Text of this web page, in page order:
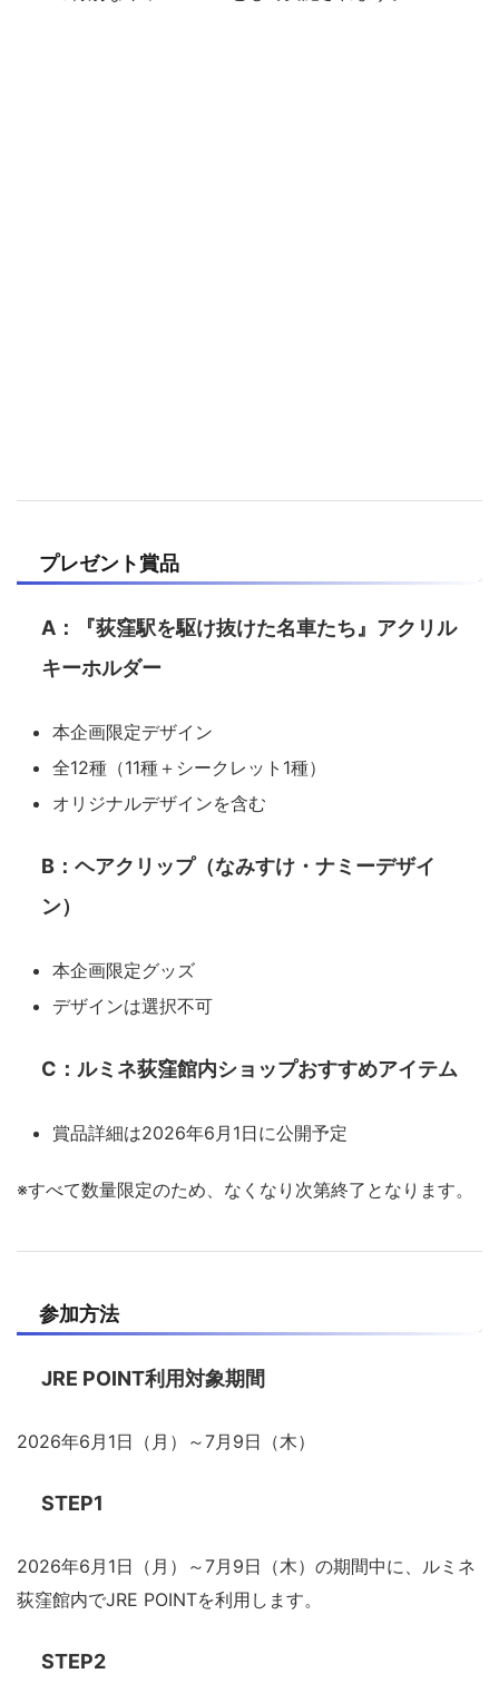
プレゼント賞品
A：『荻窪駅を駆け抜けた名車たち』アクリル
キーホルダー
本企画限定デザイン
全12種（11種＋シークレット1種）
オリジナルデザインを含む
B：ヘアクリップ（なみすけ・ナミーデザイ
ン）
本企画限定グッズ
デザインは選択不可
C：ルミネ荻窪館内ショップおすすめアイテム
賞品詳細は2026年6月1日に公開予定
※すべて数量限定のため、なくなり次第終了となります。
参加方法
JRE POINT利用対象期間
2026年6月1日（月）～7月9日（木）
STEP1
2026年6月1日（月）～7月9日（木）の期間中に、ルミネ
荻窪館内でJRE POINTを利用します。
STEP2